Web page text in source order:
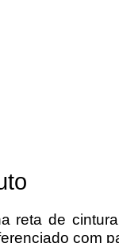
reta de
com